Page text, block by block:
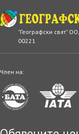
"Географски свят"
00221
Член на: